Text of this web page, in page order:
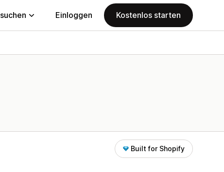
Einloggen Kostenlos starten
Built for Shopify